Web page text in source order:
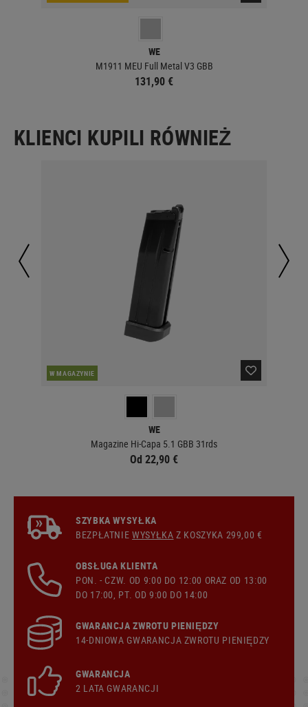
WE
M1911 MEU Full Metal V3 GBB
131,90 €
KLIENCI KUPILI RÓWNIEŻ
W MAGAZYNIE
WE
Magazine Hi-Capa 5.1 GBB 31rds
Od 22,90 €
SZYBKA WYSYŁKA
BEZPŁATNIEWYSYŁKA Z KOSZYKA 299,00 €
OBSŁUGA KLIENTA
PON. - CZW. OD 9:00 DO 12:00 ORAZ OD 13:00
DO 17:00, PT. OD 9:00 DO 14:00
GWARANCJA ZWROTU PIENIĘDZY
14-DNIOWA GWARANCJA ZWROTU PIENIĘDZY
GWARANCJA
2 LATA GWARANCJI